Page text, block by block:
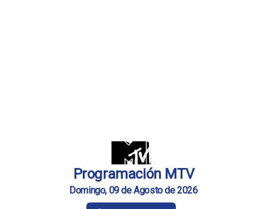
Programación MTV
Domingo, 09 de Agosto de 2026